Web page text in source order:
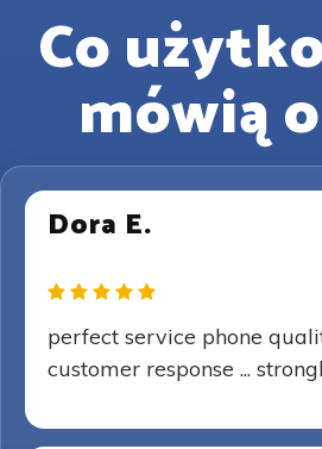
Co
mówią
Dora E.
perfect service phone
customer response ...